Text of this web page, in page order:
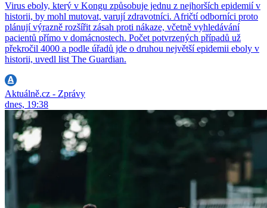
Virus eboly, který v Kongu způsobuje jednu z nejhorších epidemií v
historii, by mohl mutovat, varují zdravotníci. Afričtí odborníci proto
plánují výrazně rozšířit zásah proti nákaze, včetně vyhledávání
pacientů přímo v domácnostech. Počet potvrzených případů už
překročil 4000 a podle úřadů jde o druhou největší epidemii eboly v
historii, uvedl list The Guardian.
Aktuálně.cz - Zprávy
dnes, 19:38